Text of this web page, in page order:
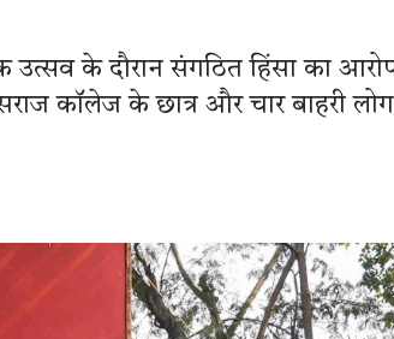
के दौरान संगठित हिंसा का
कॉलेज के छात्र और चार बाहरी